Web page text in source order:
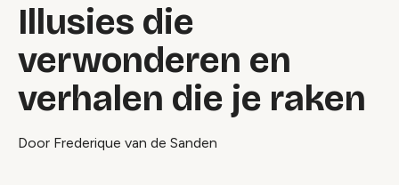
Illusies die
verwonderen en
verhalen die je raken
Door Frederique van de Sanden